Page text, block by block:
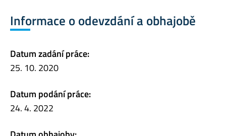
Informace o odevzdání a obhajobě
Datum zadání práce:
25. 10. 2020
Datum podání práce:
24. 4. 2022